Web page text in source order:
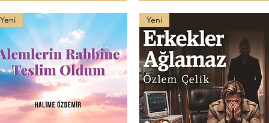
Yeni Yeni